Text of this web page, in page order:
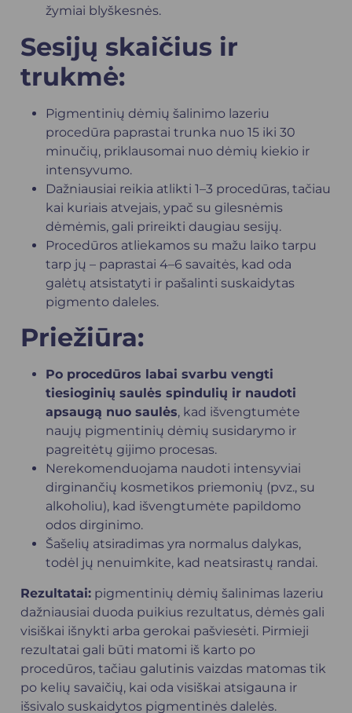
žymiai blyškesnės.
Sesijų skaičius ir
trukmė:
Pigmentinių dėmių šalinimo lazeriu
procedūra paprastai trunka nuo 15 iki 30
minučių, priklausomai nuo dėmių kiekio ir
intensyvumo.
Dažniausiai reikia atlikti 1–3 procedūras, tačiau
kai kuriais atvejais, ypač su gilesnėmis
dėmėmis, gali prireikti daugiau sesijų.
Procedūros atliekamos su mažu laiko tarpu
tarp jų – paprastai 4–6 savaitės, kad oda
galėtų atsistatyti ir pašalinti suskaidytas
pigmento daleles.
Priežiūra:
Po procedūros labai svarbu vengti
tiesioginių saulės spindulių ir naudoti
apsaugą nuo saulės, kad išvengtumėte
naujų pigmentinių dėmių susidarymo ir
pagreitėtų gijimo procesas.
Nerekomenduojama naudoti intensyviai
dirginančių kosmetikos priemonių (pvz., su
alkoholiu), kad išvengtumėte papildomo
odos dirginimo.
Šašelių atsiradimas yra normalus dalykas,
todėl jų nenuimkite, kad neatsirastų randai.
Rezultatai: pigmentinių dėmių šalinimas lazeriu
dažniausiai duoda puikius rezultatus, dėmės gali
visiškai išnykti arba gerokai pašviesėti. Pirmieji
rezultatai gali būti matomi iš karto po
procedūros, tačiau galutinis vaizdas matomas tik
po kelių savaičių, kai oda visiškai atsigauna ir
išsivalo suskaidytos pigmentinės dalelės.